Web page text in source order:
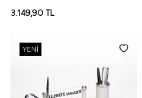
3.149,90 TL
YENI